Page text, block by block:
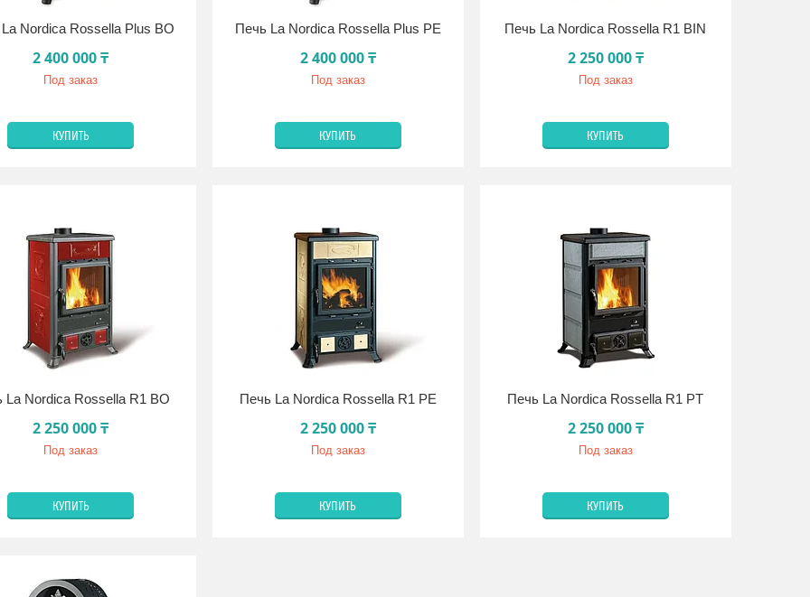
Nordica Rossella Plus BO
2 400 000 ₸
Под заказ
КУПИТЬ
Печь La Nordica Rossella Plus PE
2 400 000 ₸
Под заказ
КУПИТЬ
Печь La Nordica Rossella R1 BIN
2 250 000 ₸
Под заказ
КУПИТЬ
La Nordica Rossella R1 BO
2 250 000 ₸
Под заказ
КУПИТЬ
Печь La Nordica Rossella R1 PE
2 250 000 ₸
Под заказ
КУПИТЬ
Печь La Nordica Rossella R1 PT
2 250 000 ₸
Под заказ
КУПИТЬ